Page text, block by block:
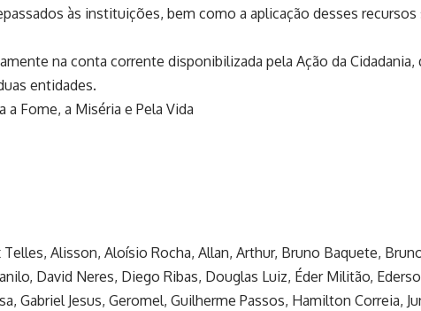
às instituições, bem como a aplicação desses recursos
na conta corrente disponibilizada pela Ação da Cidadania,
entidades.
a Fome, a Miséria e Pela Vida
Alisson, Aloísio Rocha, Allan, Arthur, Bruno Baquete,
David Neres, Diego Ribas, Douglas Luiz, Éder Militão,
Gabriel Jesus, Geromel, Guilherme Passos, Hamilton Correia,